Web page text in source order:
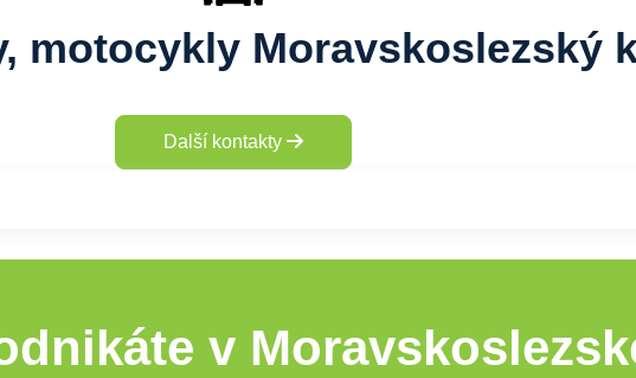
motocykly Moravskoslezský
Další kontakty
v